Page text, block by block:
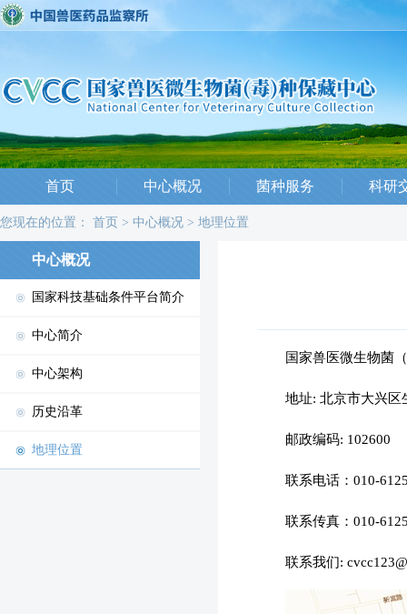
首页 中心概况 菌种服务 科研
您现在的位置： 首页 > 中心概况 > 地理位置
中心概况
国家科技基础条件平台简介
中心简介
中心架构
历史沿革
地理位置
国家兽医微生物菌（
地址: 北京市大兴区生
邮政编码: 102600
联系电话：010-
联系传真：010-
联系我们: